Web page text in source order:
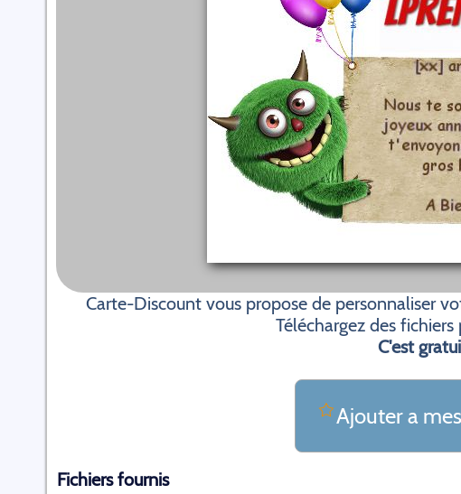
Carte-Discount vous propose de personnaliser
Téléchargez des
C'est
Ajouter a
Fichiers fournis